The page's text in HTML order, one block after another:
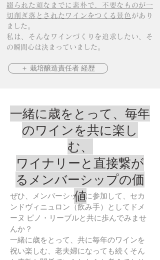
綴られた頑なまでに素朴で、不要なものが一
切削ぎ落とされたワインをつくる景色 があり
ました。
私は、そんなワインづくりを追求したい、そ
の瞬間心は決まっていました。
＋ 栽培醸造責任者 経歴
一緒に歳をとって、毎年
のワインを共に楽し
む、
ワイナリーと直接繋が
るメンバーシップの価
値
ぜひ、メンバーシップに参加して、セカ
ンドヴィニュロン（飲み手）としてドメ
ーヌ ピノ・リーブルと共に歩んでみませ
んか？
一緒に歳をとって、共に毎年のワインを
祝い楽しむ、老夫婦になっても続くそん